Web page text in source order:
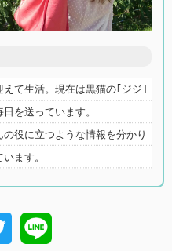
て生活。現在は黒猫の｢ジジ｣
を送っています。
役に立つような情報を分かり
ます。